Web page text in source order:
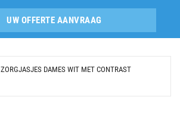
UW OFFERTE AANVRAAG
ZORGJASJES DAMES WIT MET CONTRAST